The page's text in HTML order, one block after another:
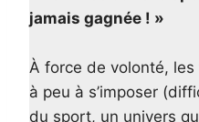
jamais gagnée ! »
À force de volonté,
à peu à s’imposer
du sport, un univers